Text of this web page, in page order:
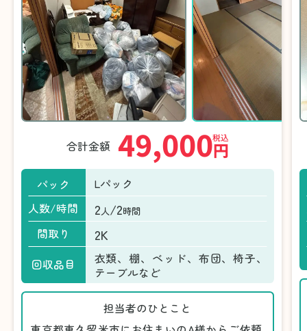
合計金額 49,000円
税込
パック
Lパック
人数/時間
2人 /2時間
間取り 2K
回収品目
衣類、棚、ベッド、布団、椅子、
テーブルなど
担当者のひとこと